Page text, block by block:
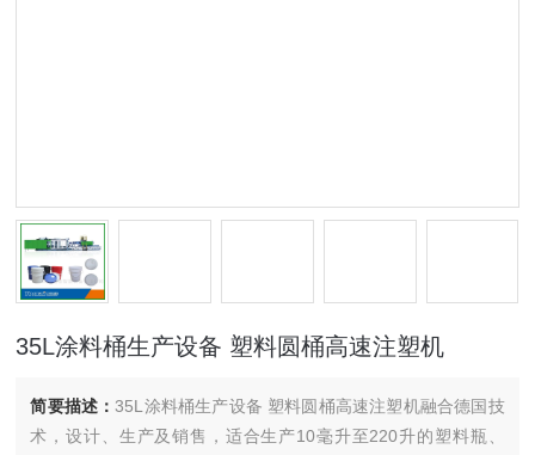
35L涂料桶生产设备 塑料圆桶高速注塑机
简要描述：35L涂料桶生产设备 塑料圆桶高速注塑机融合德国技
术，设计、生产及销售，适合生产10毫升至220升的塑料瓶、